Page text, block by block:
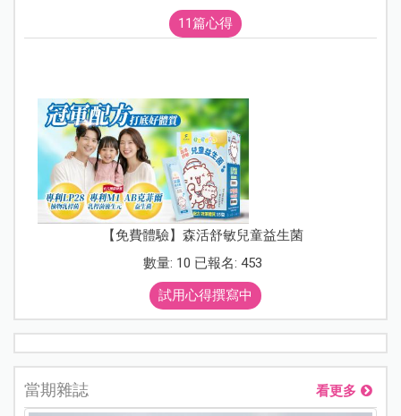
11篇心得
【免費體驗】森活舒敏兒童益生菌
數量: 10 已報名: 453
試用心得撰寫中
當期雜誌 看更多